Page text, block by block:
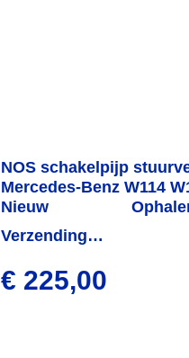
NOS schakelpijp
Mercedes-Benz W114
Nieuw
Verzending
€ 225,00